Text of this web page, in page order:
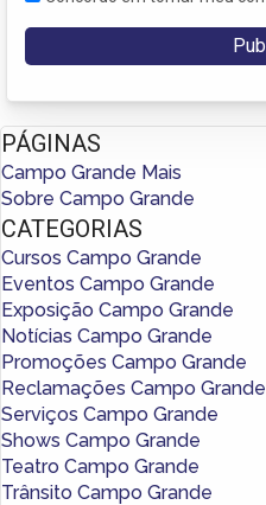
PÁGINAS
Campo Grande Mais
Sobre Campo Grande
CATEGORIAS
Cursos Campo Grande
Eventos Campo Grande
Exposição Campo Grande
Notícias Campo Grande
Promoções Campo Grande
Reclamações Campo Grande
Serviços Campo Grande
Shows Campo Grande
Teatro Campo Grande
Trânsito Campo Grande